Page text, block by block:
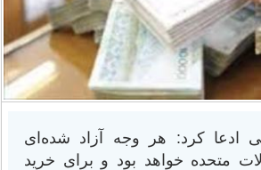
ادعا کرد: هر وجه آزاد شده‌ای
متحده خواهد بود و برای خرید